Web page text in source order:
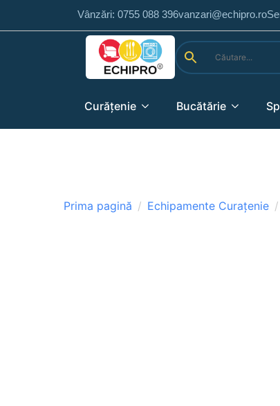
Vânzări: 0755 088 396vanzari@echipro.ro
Curățenie Bucătărie
Prima pagină Echipamente Curațenie